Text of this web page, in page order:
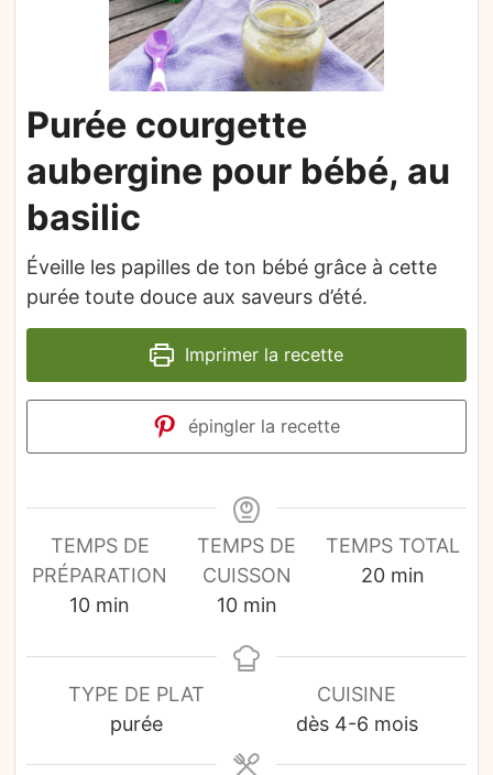
Purée courgette
aubergine pour bébé, au
basilic
Éveille les papilles de ton bébé grâce à cette
purée toute douce aux saveurs d’été.
Imprimer la recette
épingler la recette
TEMPS DE
PRÉPARATION
10minutes
min
TEMPS DE
CUISSON
10minutes
min
TEMPS TOTAL
20minutes
min
TYPE DE PLAT
purée
CUISINE
dès 4-6 mois